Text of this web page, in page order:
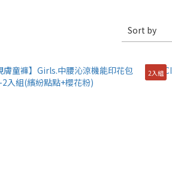
Sort by
2入組